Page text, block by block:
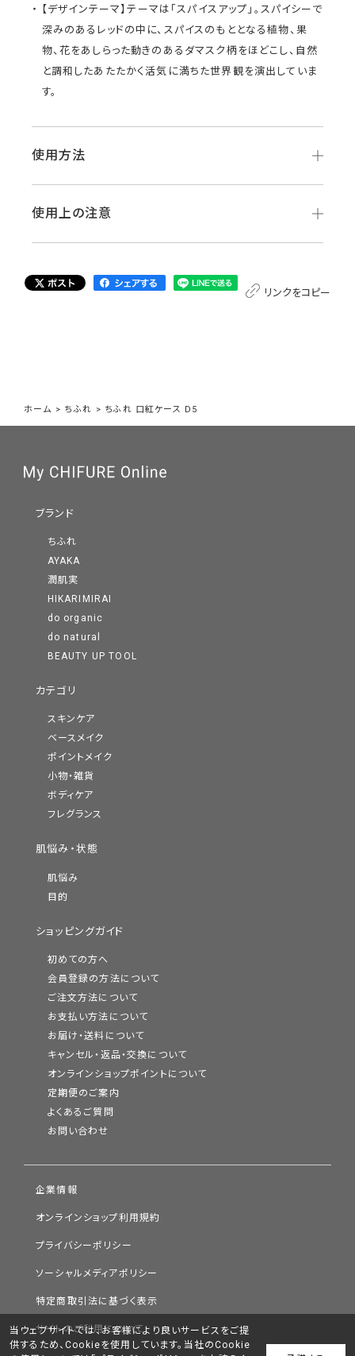
【デザインテーマ】テーマは「スパイスアップ」。スパイシーで
深みのあるレッドの中に、スパイスのもととなる植物、果
物、花をあしらった動きのあるダマスク柄をほどこし、自然
と調和したあたたかく活気に満ちた世界観を演出していま
す。
使用方法
使用上の注意
リンクをコピー
ホーム > ちふれ > ちふれ 口紅ケース D5
ブランド
ちふれ
AYAKA
潤肌実
HIKARIMIRAI
do organic
do natural
BEAUTY UP TOOL
カテゴリ
スキンケア
ベースメイク
ポイントメイク
小物・雑貨
ボディケア
フレグランス
肌悩み・状態
肌悩み
目的
ショッピングガイド
初めての方へ
会員登録の方法について
ご注文方法について
お支払い方法について
お届け・送料について
キャンセル・返品・交換について
オンラインショップポイントについて
定期便のご案内
よくあるご質問
お問い合わせ
企業情報
オンラインショップ利用規約
プライバシーポリシー
ソーシャルメディアポリシー
特定商取引法に基づく表示
サイトのご利用について
当ウェブサイトでは、お客様により良いサービスをご提
供するため、Cookieを使用しています。当社のCookie